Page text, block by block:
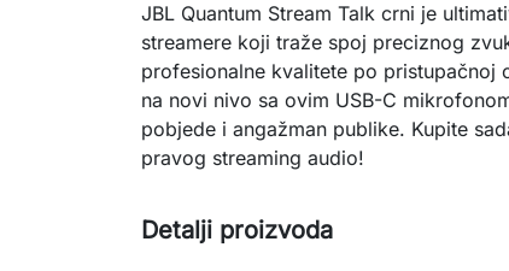
JBL Quantum Stream Talk crni je
streamere koji traže spoj preciznog
profesionalne kvalitete po pristupačnoj
na novi nivo sa ovim USB-C
pobjede i angažman publike. Kupite
pravog streaming audio!
Detalji proizvoda